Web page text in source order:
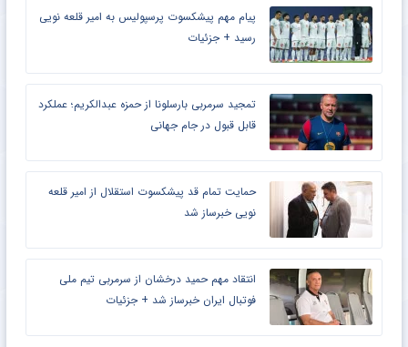
پیام مهم پیشکسوت پرسپولیس به امیر قلعه نویی
رسید + جزئیات
تمجید سرمربی بارسلونا از حمزه عبدالکریم؛ عملکرد
قابل قبول در جام جهانی
حمایت تمام قد پیشکسوت استقلال از امیر قلعه
نویی خبرساز شد
انتقاد مهم حمید درخشان از سرمربی تیم ملی
فوتبال ایران خبرساز شد + جزئیات